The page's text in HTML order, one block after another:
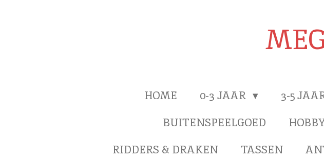
HOME 0-3 JAAR 3-5
BUITENSPEELGOED
RIDDERS & DRAKEN
TASSEN